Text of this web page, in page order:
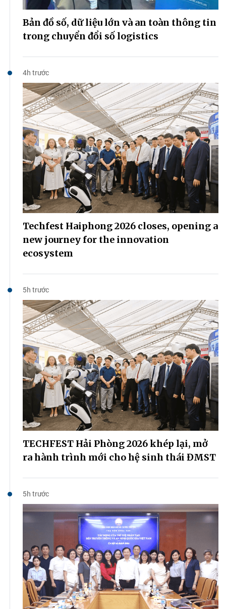
Bản đồ số, dữ liệu lớn và an toàn thông tin
trong chuyển đổi số logistics
4h trước
Techfest Haiphong 2026 closes, opening a
new journey for the innovation
ecosystem
5h trước
TECHFEST Hải Phòng 2026 khép lại, mở
ra hành trình mới cho hệ sinh thái ĐMST
5h trước